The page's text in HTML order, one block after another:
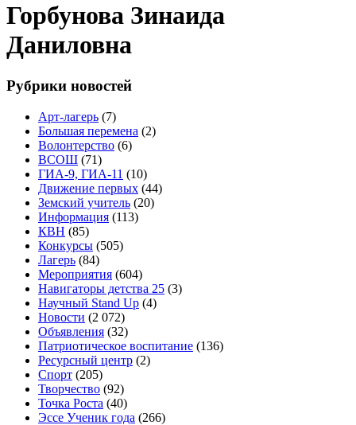
Горбунова Зинаида
Даниловна
Рубрики новостей
Арт-лагерь (7)
Большая перемена (2)
Волонтерство (6)
ВСОШ (71)
ГИА-9, ГИА-11 (10)
Движение первых (44)
Земский учитель (20)
Информация (113)
КВН (85)
Конкурсы (505)
Лагерь (84)
Мероприятия (604)
Навигаторы детства 25 (3)
Научный Stand Up (4)
Новости (2 072)
Объявления (32)
Патриотическое воспитание (136)
Ресурсный центр (2)
Спорт (205)
Творчество (92)
Точка Роста (40)
Эссе Ученик года (266)